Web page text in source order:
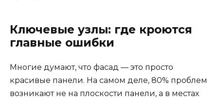
Ключевые узлы: где кроются
главные ошибки
Многие думают, что фасад — это просто
красивые панели. На самом деле, 80% проблем
возникают не на плоскости панели, а в местах